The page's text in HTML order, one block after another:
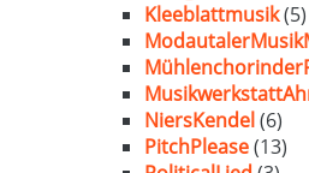
Kleeblattmusik(5)
NiersKendel(6)
PitchPlease(13)